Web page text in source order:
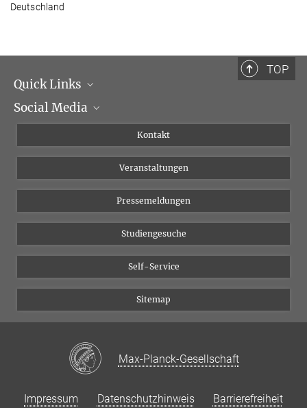
Deutschland
TOP
Quick Links
Institutsleitung
Social Media
YouTube
Kontakt
Veranstaltungen
Pressemeldungen
Studiengesuche
Self-Service
Sitemap
Max-Planck-Gesellschaft
Impressum Datenschutzhinweis Barrierefreiheit